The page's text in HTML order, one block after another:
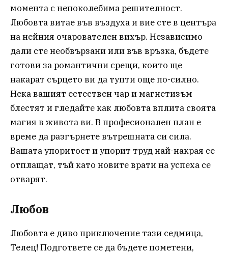
момента с непоколебима решителност.
Любовта витае във въздуха и вие сте в центъра
на нейния очарователен вихър. Независимо
дали сте необвързани или във връзка, бъдете
готови за романтични срещи, които ще
накарат сърцето ви да тупти още по-силно.
Нека вашият естествен чар и магнетизъм
блестят и гледайте как любовта вплита своята
магия в живота ви. В професионален план е
време да разгърнете вътрешната си сила.
Вашата упоритост и упорит труд най-накрая се
отплащат, тъй като новите врати на успеха се
отварят.
Любов
Любовта е диво приключение тази седмица,
Телец! Подгответе се да бъдете пометени,